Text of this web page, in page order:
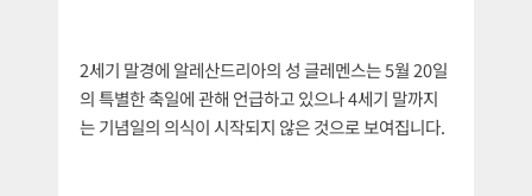
2세기 말경에 알레산드리아의 성 글레멘스는 5월 20일
의 특별한 축일에 관해 언급하고 있으나 4세기 말까지
는 기념일의 의식이 시작되지 않은 것으로 보여집니다.